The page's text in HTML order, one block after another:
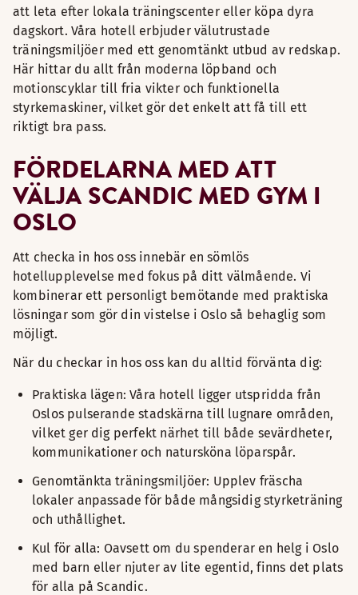
att leta efter lokala träningscenter eller köpa dyra
dagskort. Våra hotell erbjuder välutrustade
träningsmiljöer med ett genomtänkt utbud av redskap.
Här hittar du allt från moderna löpband och
motionscyklar till fria vikter och funktionella
styrkemaskiner, vilket gör det enkelt att få till ett
riktigt bra pass.
FÖRDELARNA MED ATT
VÄLJA SCANDIC MED GYM I
OSLO
Att checka in hos oss innebär en sömlös
hotellupplevelse med fokus på ditt välmående. Vi
kombinerar ett personligt bemötande med praktiska
lösningar som gör din vistelse i Oslo så behaglig som
möjligt.
När du checkar in hos oss kan du alltid förvänta dig:
Praktiska lägen: Våra hotell ligger utspridda från
Oslos pulserande stadskärna till lugnare områden,
vilket ger dig perfekt närhet till både sevärdheter,
kommunikationer och natursköna löparspår.
Genomtänkta träningsmiljöer: Upplev fräscha
lokaler anpassade för både mångsidig styrketräning
och uthållighet.
Kul för alla: Oavsett om du spenderar en helg i Oslo
med barn eller njuter av lite egentid, finns det plats
för alla på Scandic.